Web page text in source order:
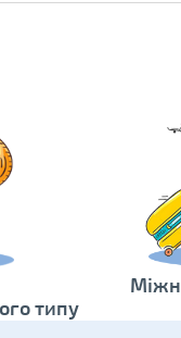
типу